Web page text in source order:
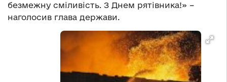
безмежну сміливість. З Днем рятівника!» –
наголосив глава держави.